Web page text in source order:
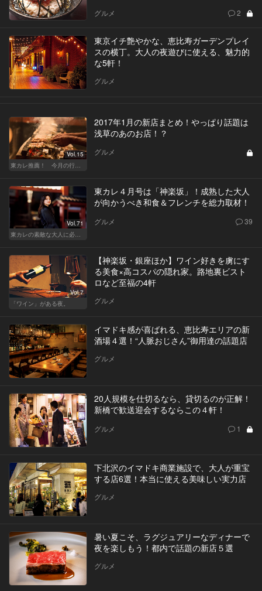
グルメ 2
東京イチ艶やかな、恵比寿ガーデンプレイ
スの横丁。大人の夜遊びに使える、魅力的
な5軒！
グルメ
Vol.15
2017年1月の新店まとめ！やっぱり話題は
浅草のあのお店！？
グルメ
Vol.71
東カレ４月号は「神楽坂」！成熟した大人
が向かうべき和食＆フレンチを総力取材！
グルメ 39
Vol.7
「ワイン」がある夜。
【神楽坂・銀座ほか】ワイン好きを虜にす
る美食×高コスパの隠れ家。路地裏ビスト
ロなど至福の4軒
グルメ
イマドキ感が喜ばれる、恵比寿エリアの新
酒場４選！“人脈おじさん”御用達の話題店
グルメ
20人規模を仕切るなら、貸切るのが正解！
新橋で歓送迎会するならこの４軒！
グルメ 1
下北沢のイマドキ商業施設で、大人が重宝
する店6選！本当に使える美味しい実力店
グルメ
暑い夏こそ、ラグジュアリーなディナーで
夜を楽しもう！都内で話題の新店５選
グルメ